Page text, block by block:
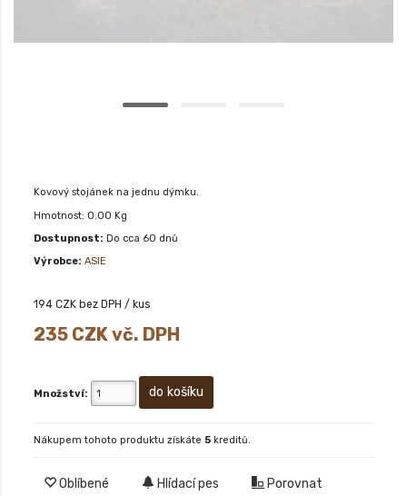
Kovový stojánek na jednu dýmku.
Hmotnost: 0.00 Kg
Dostupnost: Do cca 60 dnů
Výrobce: ASIE
194 CZK bez DPH / kus
235 CZK vč. DPH
Množství:
Nákupem tohoto produktu získáte 5 kreditů.
Oblíbené Hlídací pes Porovnat